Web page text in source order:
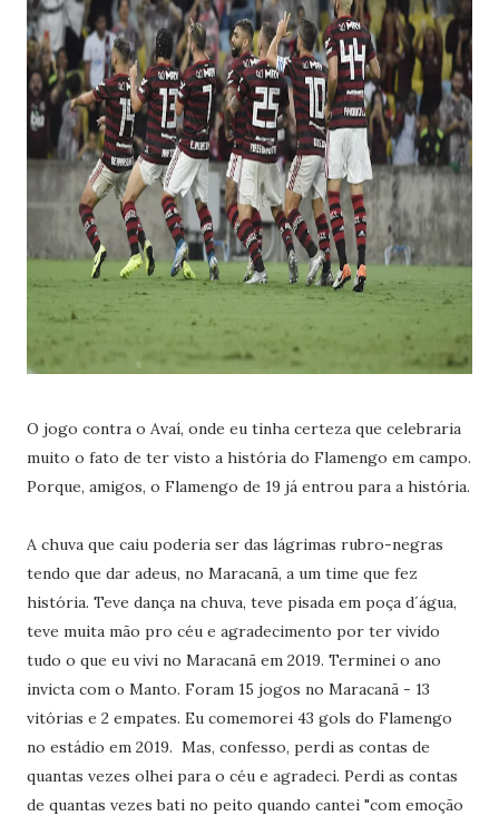
O jogo contra o Avaí, onde eu tinha certeza que celebraria
muito o fato de ter visto a história do Flamengo em campo.
Porque, amigos, o Flamengo de 19 já entrou para a história.
A chuva que caiu poderia ser das lágrimas rubro-negras
tendo que dar adeus, no Maracanã, a um time que fez
história. Teve dança na chuva, teve pisada em poça d´água,
teve muita mão pro céu e agradecimento por ter vivido
tudo o que eu vivi no Maracanã em 2019. Terminei o ano
invicta com o Manto. Foram 15 jogos no Maracanã - 13
vitórias e 2 empates. Eu comemorei 43 gols do Flamengo
no estádio em 2019. Mas, confesso, perdi as contas de
quantas vezes olhei para o céu e agradeci. Perdi as contas
de quantas vezes bati no peito quando cantei "com emoção